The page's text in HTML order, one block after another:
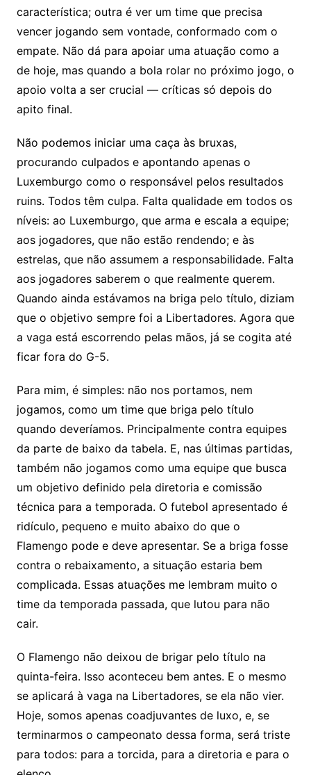
característica; outra é ver um time que precisa
vencer jogando sem vontade, conformado com o
empate. Não dá para apoiar uma atuação como a
de hoje, mas quando a bola rolar no próximo jogo, o
apoio volta a ser crucial — críticas só depois do
apito final.
Não podemos iniciar uma caça às bruxas,
procurando culpados e apontando apenas o
Luxemburgo como o responsável pelos resultados
ruins. Todos têm culpa. Falta qualidade em todos os
níveis: ao Luxemburgo, que arma e escala a equipe;
aos jogadores, que não estão rendendo; e às
estrelas, que não assumem a responsabilidade. Falta
aos jogadores saberem o que realmente querem.
Quando ainda estávamos na briga pelo título, diziam
que o objetivo sempre foi a Libertadores. Agora que
a vaga está escorrendo pelas mãos, já se cogita até
ficar fora do G-5.
Para mim, é simples: não nos portamos, nem
jogamos, como um time que briga pelo título
quando deveríamos. Principalmente contra equipes
da parte de baixo da tabela. E, nas últimas partidas,
também não jogamos como uma equipe que busca
um objetivo definido pela diretoria e comissão
técnica para a temporada. O futebol apresentado é
ridículo, pequeno e muito abaixo do que o
Flamengo pode e deve apresentar. Se a briga fosse
contra o rebaixamento, a situação estaria bem
complicada. Essas atuações me lembram muito o
time da temporada passada, que lutou para não
cair.
O Flamengo não deixou de brigar pelo título na
quinta-feira. Isso aconteceu bem antes. E o mesmo
se aplicará à vaga na Libertadores, se ela não vier.
Hoje, somos apenas coadjuvantes de luxo, e, se
terminarmos o campeonato dessa forma, será triste
para todos: para a torcida, para a diretoria e para o